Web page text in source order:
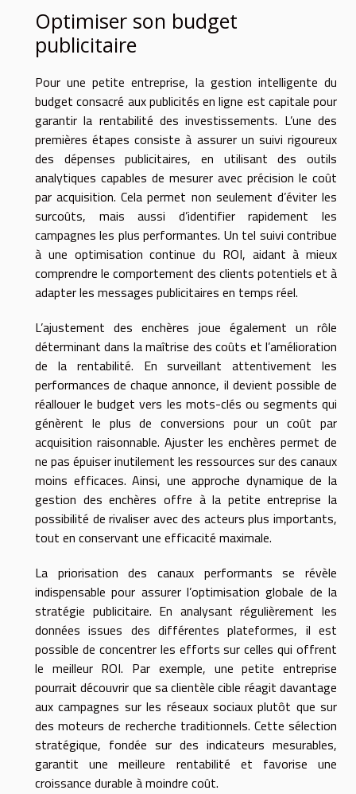
Optimiser son budget
publicitaire
Pour une petite entreprise, la gestion intelligente du
budget consacré aux publicités en ligne est capitale pour
garantir la rentabilité des investissements. L’une des
premières étapes consiste à assurer un suivi rigoureux
des dépenses publicitaires, en utilisant des outils
analytiques capables de mesurer avec précision le coût
par acquisition. Cela permet non seulement d’éviter les
surcoûts, mais aussi d’identifier rapidement les
campagnes les plus performantes. Un tel suivi contribue
à une optimisation continue du ROI, aidant à mieux
comprendre le comportement des clients potentiels et à
adapter les messages publicitaires en temps réel.
L’ajustement des enchères joue également un rôle
déterminant dans la maîtrise des coûts et l’amélioration
de la rentabilité. En surveillant attentivement les
performances de chaque annonce, il devient possible de
réallouer le budget vers les mots-clés ou segments qui
génèrent le plus de conversions pour un coût par
acquisition raisonnable. Ajuster les enchères permet de
ne pas épuiser inutilement les ressources sur des canaux
moins efficaces. Ainsi, une approche dynamique de la
gestion des enchères offre à la petite entreprise la
possibilité de rivaliser avec des acteurs plus importants,
tout en conservant une efficacité maximale.
La priorisation des canaux performants se révèle
indispensable pour assurer l’optimisation globale de la
stratégie publicitaire. En analysant régulièrement les
données issues des différentes plateformes, il est
possible de concentrer les efforts sur celles qui offrent
le meilleur ROI. Par exemple, une petite entreprise
pourrait découvrir que sa clientèle cible réagit davantage
aux campagnes sur les réseaux sociaux plutôt que sur
des moteurs de recherche traditionnels. Cette sélection
stratégique, fondée sur des indicateurs mesurables,
garantit une meilleure rentabilité et favorise une
croissance durable à moindre coût.